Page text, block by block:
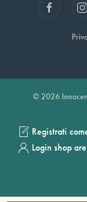
© 2026
Registrati
Login shop